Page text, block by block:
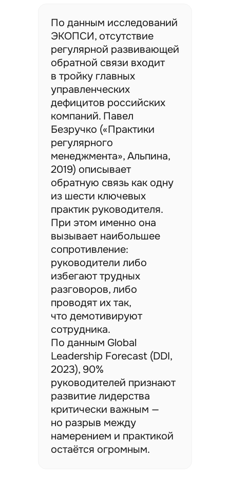
По данным исследований
ЭКОПСИ, отсутствие
регулярной развивающей
обратной связи входит
в тройку главных
управленческих
дефицитов российских
компаний. Павел
Безручко («Практики
регулярного
менеджмента», Альпина,
2019) описывает
обратную связь как одну
из шести ключевых
практик руководителя.
При этом именно она
вызывает наибольшее
сопротивление:
руководители либо
избегают трудных
разговоров, либо
проводят их так,
что демотивируют
сотрудника.
По данным Global
Leadership Forecast (DDI,
2023), 90%
руководителей признают
развитие лидерства
критически важным —
но разрыв между
намерением и практикой
остаётся огромным.